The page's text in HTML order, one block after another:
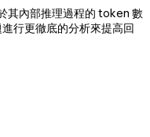
其內部推理過程的 token 數
行更徹底的分析來提高回